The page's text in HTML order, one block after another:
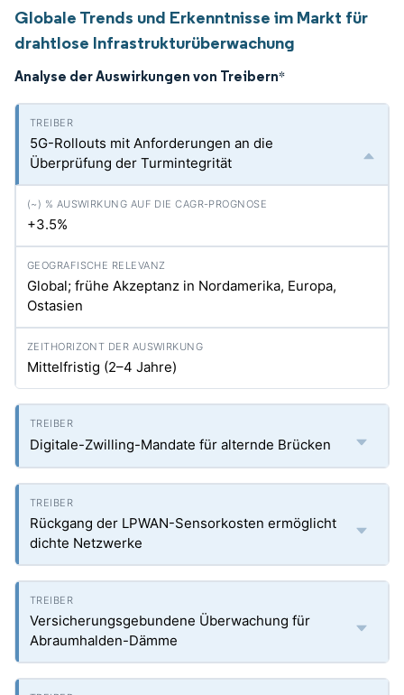
Globale Trends und Erkenntnisse im Markt für
drahtlose Infrastrukturüberwachung
Analyse der Auswirkungen von Treibern*
5G-Rollouts mit Anforderungen an die
Überprüfung der Turmintegrität
+3.5%
Global; frühe Akzeptanz in Nordamerika, Europa,
Ostasien
Mittelfristig (2–4 Jahre)
Digitale-Zwilling-Mandate für alternde Brücken
Rückgang der LPWAN-Sensorkosten ermöglicht
dichte Netzwerke
Versicherungsgebundene Überwachung für
Abraumhalden-Dämme